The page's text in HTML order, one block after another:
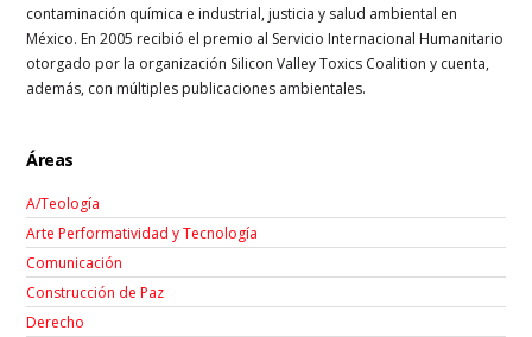
contaminación química e industrial, justicia y salud ambiental en
México. En 2005 recibió el premio al Servicio Internacional Humanitario
otorgado por la organización Silicon Valley Toxics Coalition y cuenta,
además, con múltiples publicaciones ambientales.
Áreas
A/Teología
Arte Performatividad y Tecnología
Comunicación
Construcción de Paz
Derecho